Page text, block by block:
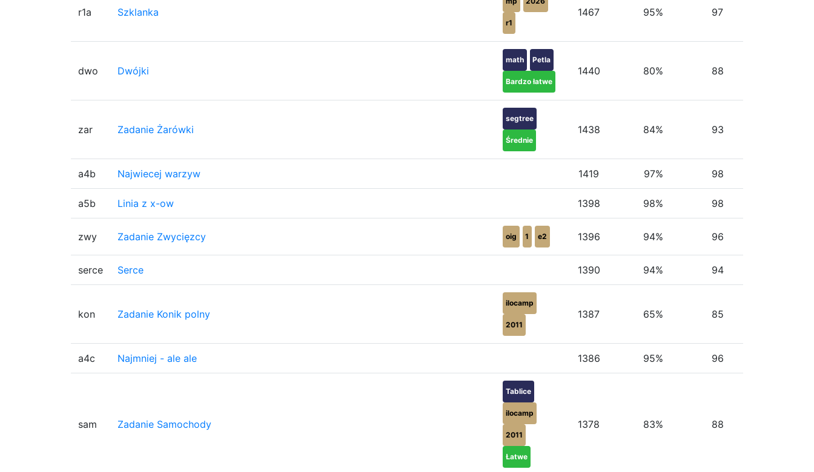
r1a Szklanka
r1
1467 95% 97
dwo Dwójki
math Petla
Bardzo łatwe
1440 80% 88
zar Zadanie Żarówki
segtree
Średnie
1438 84% 93
a4b Najwiecej warzyw 1419 97% 98
a5b Linia z x-ow 1398 98% 98
zwy Zadanie Zwycięzcy oig 1 e2 1396 94% 96
serce Serce 1390 94% 94
kon Zadanie Konik polny
ilocamp
2011
1387 65% 85
a4c Najmniej - ale ale 1386 95% 96
sam Zadanie Samochody
Tablice
ilocamp
2011
Łatwe
1378 83% 88